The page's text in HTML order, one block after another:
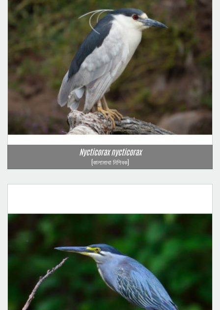
Nycticorax nycticorax
(কালামাথা নিশিবক)